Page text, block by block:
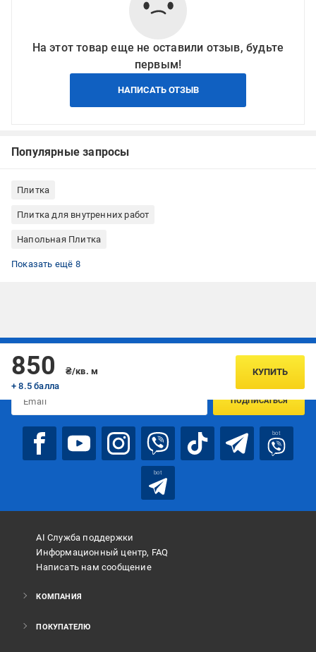
На этот товар еще не оставили отзыв, будьте
первым!
НАПИСАТЬ ОТЗЫВ
Популярные запросы
Плитка
Плитка для внутренних работ
Напольная Плитка
Плитка 60x60
Плитка под мрамор
Плитка матовая
Керамическая плитка стиль модерн
Плитка керамическая квадратная
Недорогая плитка для пола
Акции на плитку для пола
Керамическая плитка INTER GRES
Показать ещё 8
850
₴/кв. м
+ 8.5 балла
КУПИТЬ
Подписывайтесь, чтобы узнавать первым об акцияx и
ПОДПИСАТЬСЯ
bot
bot
AI Служба поддержки
Информационный центр, FAQ
Написать нам сообщение
КОМПАНИЯ
ПОКУПАТЕЛЮ